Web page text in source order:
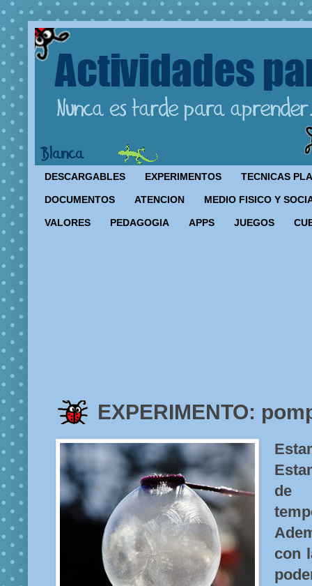
DESCARGABLES EXPERIMENTOS TECNICAS
DOCUMENTOS ATENCION MEDIO FISICO Y
VALORES PEDAGOGIA APPS JUEGOS
EXPERIMENTO:
con